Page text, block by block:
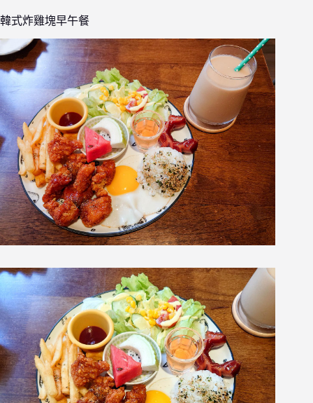
韓式炸雞塊早午餐